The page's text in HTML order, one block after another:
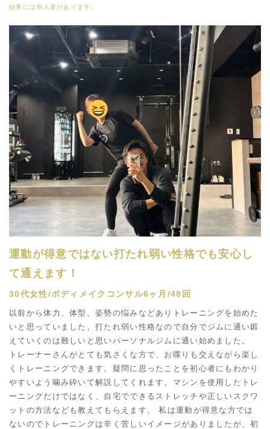
効果には個人差があります。
運動が得意ではない打たれ弱い性格でも安心し
て通えます！
30代女性/ボディメイクコンサル6ヶ月/48回
以前から体力、体型、姿勢の悩みなどありトレーニングを始めた
いと思っていました。打たれ弱い性格なので自分でジムに通い鍛
えていくのは難しいと思いパーソナルジムに通い始めました。
トレーナーさんがとても気さくな方で、お喋りも交えながら楽し
くトレーニングできます。疑問に思ったことを初心者にもわかり
やすいよう噛み砕いて解説してくれます。マシンを使用したトレ
ーニングだけではなく、自宅でできるストレッチや正しいスクワ
ットの方法なども教えてもらえます。 私は運動が得意な方では
ないのでトレーニングは辛く苦しいイメージがありましたが、初